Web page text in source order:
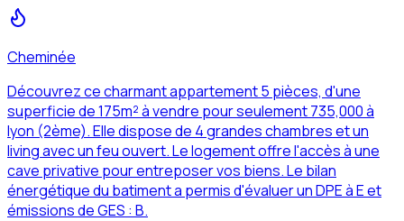
Cheminée
Découvrez ce charmant appartement 5 pièces, d'une
superficie de 175m² à vendre pour seulement 735,000 à
lyon (2ème). Elle dispose de 4 grandes chambres et un
living avec un feu ouvert. Le logement offre l'accès à une
cave privative pour entreposer vos biens. Le bilan
énergétique du batiment a permis d'évaluer un DPE à E et
émissions de GES : B.